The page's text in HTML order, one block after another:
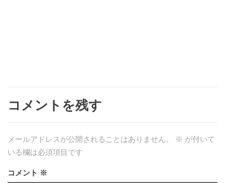
コメントを残す
メールアドレスが公開されることはありません。 ※ が付いて
いる欄は必須項目です
コメント ※